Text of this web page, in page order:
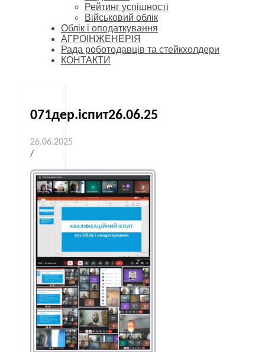
Рейтинг успішності
Військовий облік
Облік і оподаткування
АГРОІНЖЕНЕРІЯ
Рада роботодавців та стейкхолдери
КОНТАКТИ
071дер.іспит26.06.25
26.06.2025
/